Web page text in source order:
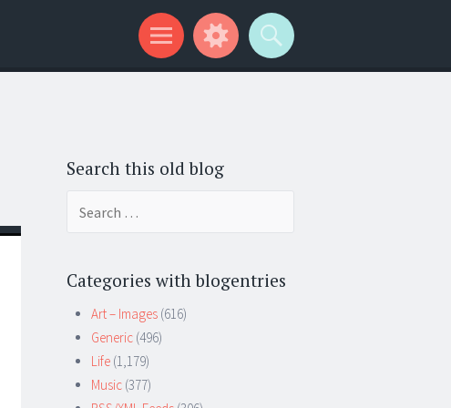
Search this old blog
Categories with blogentries
Art – Images (616)
Generic (496)
Life (1,179)
Music (377)